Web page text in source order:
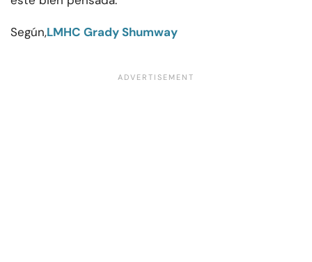
Según,LMHC Grady Shumway